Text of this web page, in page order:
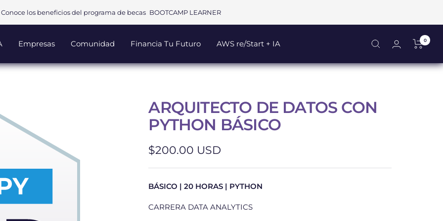
Conoce los beneficios del programa de becas BOOTCAMP LEARNER
Empresas Comunidad Financia Tu Futuro AWS re/Start + IA 0
ARQUITECTO DE DATOS CON
PYTHON BÁSICO
Precio
de
venta
$200.00 USD
BÁSICO | 20 HORAS | PYTHON
CARRERA DATA ANALYTICS